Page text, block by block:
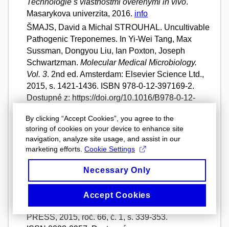
Technologie s vlastnostmi ověřenými in vivo.
Masarykova univerzita, 2016. info
ŠMAJS, David a Michal STROUHAL. Uncultivable
Pathogenic Treponemes. In Yi-Wei Tang, Max
Sussman, Dongyou Liu, Ian Poxton, Joseph
Schwartzman. Molecular Medical Microbiology.
Vol. 3. 2nd ed. Amsterdam: Elsevier Science Ltd.,
2015, s. 1421-1436. ISBN 978-0-12-397169-2.
Dostupné z: https://doi.org/10.1016/B978-0-12-
KUDEROVÁ, Alena; Lucia GALLOVÁ; Katarína
KURICOVÁ; Eliška NEJEDLÁ; Anna ČURDOVÁ;
Lenka MICENKOVÁ; Ondřej PLÍHAL; David
ŠMAJS; Lukáš SPÍCHAL a Jan HEJÁTKO.
Identification of AHK2- and AHK3-like cytokinin
receptors in Brassica napus reveals two
subfamilies of AHK2 orthologues.Journal of
Experimental Botany. Oxford: OXFORD UNIV
PRESS, 2015, roč. 66, č. 1, s. 339-353.
By clicking “Accept Cookies”, you agree to the
storing of cookies on your device to enhance site
navigation, analyze site usage, and assist in our
marketing efforts. Cookie Settings
Necessary Only
Accept Cookies